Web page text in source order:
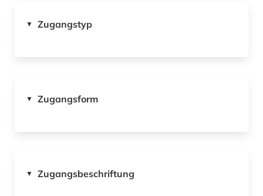
▼ Zugangstyp
▼ Zugangsform
▼ Zugangsbeschriftung